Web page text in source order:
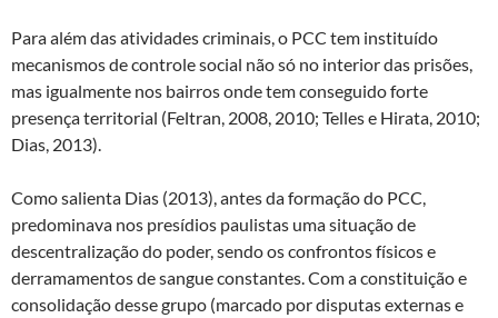
Para além das atividades criminais, o PCC tem instituído
mecanismos de controle social não só no interior das prisões,
mas igualmente nos bairros onde tem conseguido forte
presença territorial (Feltran, 2008, 2010; Telles e Hirata, 2010;
Dias, 2013).
Como salienta Dias (2013), antes da formação do PCC,
predominava nos presídios paulistas uma situação de
descentralização do poder, sendo os confrontos físicos e
derramamentos de sangue constantes. Com a constituição e
consolidação desse grupo (marcado por disputas externas e